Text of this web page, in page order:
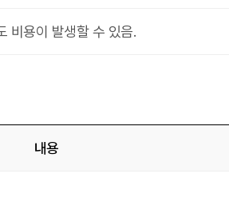
비용이 발생할 수 있음.
내용